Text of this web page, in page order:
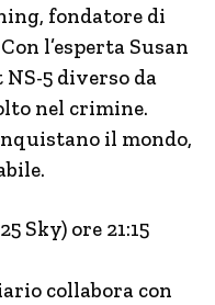
fondatore di
l’esperta Susan
5 diverso da
nel crimine.
il mondo,
Sky) ore 21:15
collabora con